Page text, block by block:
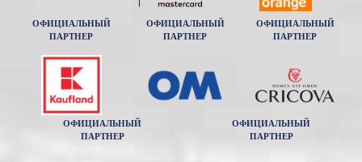
ОФИЦИАЛЬНЫЙ
ПАРТНЕР
ОФИЦИАЛЬНЫЙ
ПАРТНЕР
ОФИЦИАЛЬНЫЙ
ПАРТНЕР
ОФИЦИАЛЬНЫЙ
ПАРТНЕР
ОФИЦИАЛЬНЫЙ
ПАРТНЕР